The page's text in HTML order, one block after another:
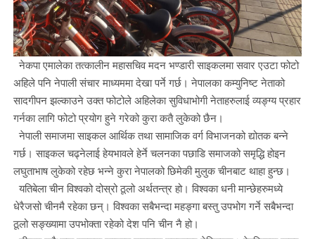
नेकपा एमालेका तत्कालीन महासचिव मदन भण्डारी साइकलमा सवार एउटा फोटो
अहिले पनि नेपाली संचार माध्यममा देखा पर्ने गर्छ। नेपालका कम्युनिष्ट नेताको
सादगीपन झल्काउने उक्त फोटोले अहिलेका सुविधाभोगी नेताहरुलाई व्यङ्ग्य प्रहार
गर्नका लागि फोटो प्रयोग हुने गरेको कुरा कतै लुकेको छैन।
नेपाली समाजमा साइकल आर्थिक तथा सामाजिक वर्ग विभाजनको द्योतक बन्ने
गर्छ। साइकल चढ्नेलाई हेयभावले हेर्ने चलनका पछाडि समाजको समृद्धि होइन
लघुताभाष लुकेको रहेछ भन्ने कुरा नेपालको छिमेकी मुलुक चीनबाट थाहा हुन्छ।
यतिबेला चीन विश्वको दोस्रो ठूलो अर्थतन्त्र हो। विश्वका धनी मान्छेहरुमध्ये
धेरैजसो चीनमै रहेका छन्। विश्वका सबैभन्दा महङ्गा बस्तु उपभोग गर्ने सबैभन्दा
ठूलो सङ्ख्यामा उपभोक्ता रहेको देश पनि चीन नै हो।